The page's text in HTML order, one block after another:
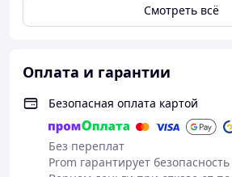
Смотреть всё
Оплата и гарантии
Безопасная оплата картой
Без переплат
Prom гарантирует безопасность